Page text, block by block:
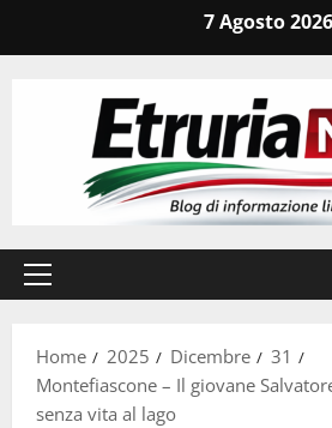
7 Agosto 2026
Menu
Home
2025 Dicembre
31
Montefiascone – Il giovane
senza vita al lago